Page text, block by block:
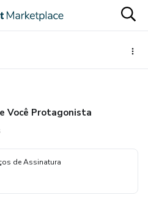
Você Protagonista
de Assinatura